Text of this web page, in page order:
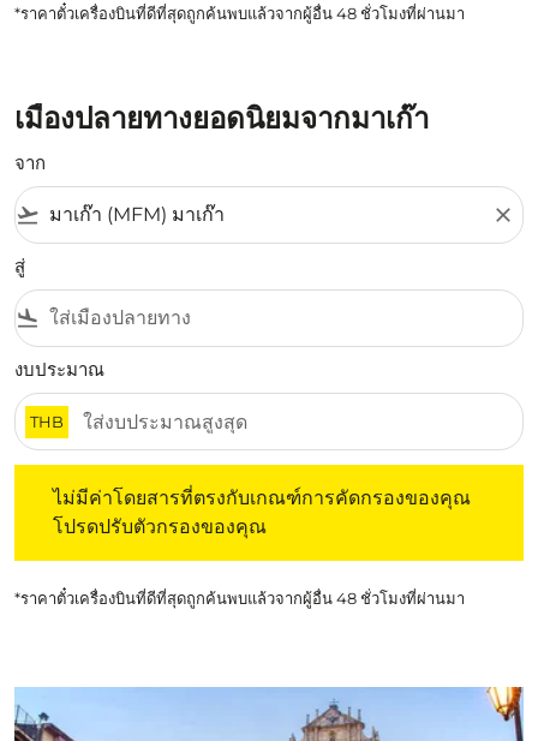
*ราคาตั๋วเครื่องบินที่ดีที่สุดถูกค้นพบแล้วจากผู้อื่น 48 ชั่วโมงที่ผ่านมา
เมืองปลายทางยอดนิยมจากมาเก๊า
จาก
flight_takeoff close
สู่
flight_land
งบประมาณ
THB
ไม่มีค่าโดยสารที่ตรงกับเกณฑ์การคัดกรองของคุณ
โปรดปรับตัวกรองของคุณ
*ราคาตั๋วเครื่องบินที่ดีที่สุดถูกค้นพบแล้วจากผู้อื่น 48 ชั่วโมงที่ผ่านมา